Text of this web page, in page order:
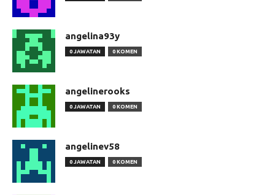
angelina93y
0 JAWATAN 0 KOMEN
angelinerooks
0 JAWATAN 0 KOMEN
angelinev58
0 JAWATAN 0 KOMEN